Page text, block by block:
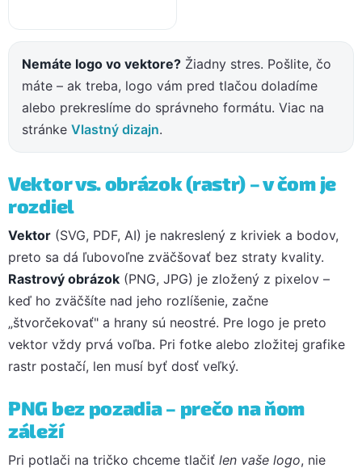
Nemáte logo vo vektore? Žiadny stres. Pošlite, čo
máte – ak treba, logo vám pred tlačou doladíme
alebo prekreslíme do správneho formátu. Viac na
stránke Vlastný dizajn.
Vektor vs. obrázok (rastr) – v čom je
rozdiel
Vektor (SVG, PDF, AI) je nakreslený z kriviek a bodov,
preto sa dá ľubovoľne zväčšovať bez straty kvality.
Rastrový obrázok (PNG, JPG) je zložený z pixelov –
keď ho zväčšíte nad jeho rozlíšenie, začne
„štvorčekovať" a hrany sú neostré. Pre logo je preto
vektor vždy prvá voľba. Pri fotke alebo zložitej grafike
rastr postačí, len musí byť dosť veľký.
PNG bez pozadia – prečo na ňom
záleží
Pri potlači na tričko chceme tlačiť len vaše logo, nie